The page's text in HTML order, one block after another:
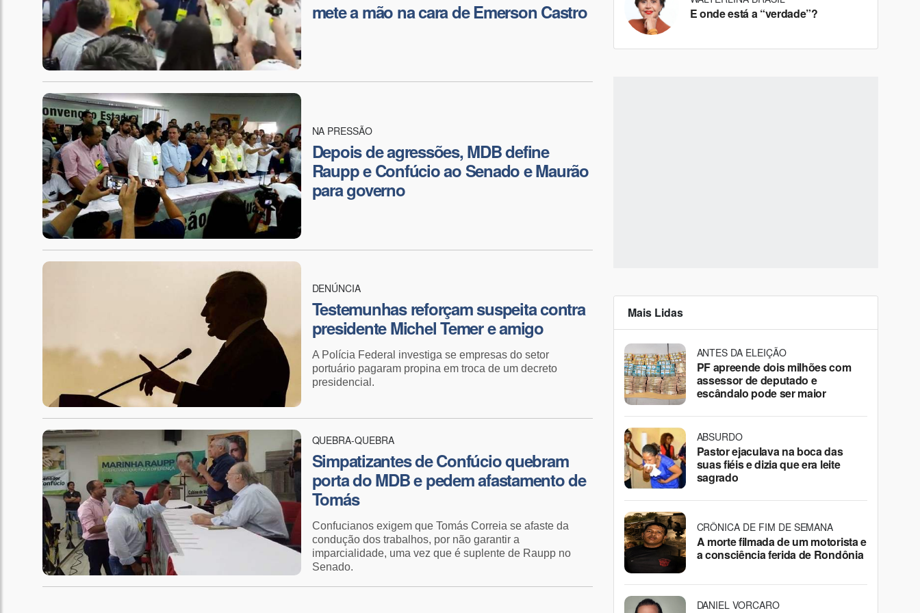
mete a mão na cara de Emerson Castro
NA PRESSÃO
Depois de agressões, MDB define
Raupp e Confúcio ao Senado e Maurão
para governo
DENÚNCIA
​Testemunhas reforçam suspeita contra
presidente Michel Temer e amigo
A Polícia Federal investiga se empresas do setor
portuário pagaram propina em troca de um decreto
presidencial.
QUEBRA-QUEBRA
Simpatizantes de Confúcio quebram
porta do MDB e pedem afastamento de
Tomás
Confucianos exigem que Tomás Correia se afaste da
condução dos trabalhos, por não garantir a
imparcialidade, uma vez que é suplente de Raupp no
Senado.
E onde está a “verdade”?
Mais Lidas
ANTES DA ELEIÇÃO
PF apreende dois milhões com
assessor de deputado e
escândalo pode ser maior
ABSURDO
Pastor ejaculava na boca das
suas fiéis e dizia que era leite
sagrado
CRÔNICA DE FIM DE SEMANA
A morte filmada de um motorista e
a consciência ferida de Rondônia
DANIEL VORCARO